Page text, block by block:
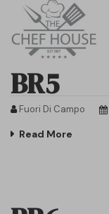
BR5
Fuori Di Campo
Read More